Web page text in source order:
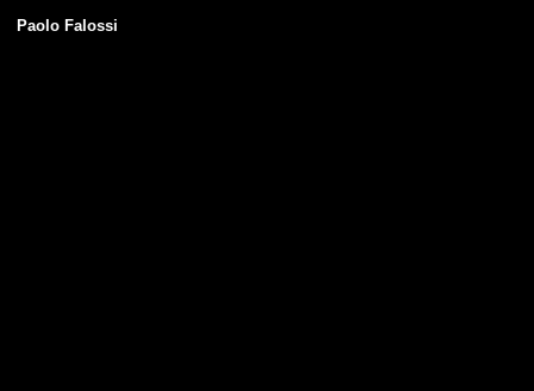
Paolo Falossi